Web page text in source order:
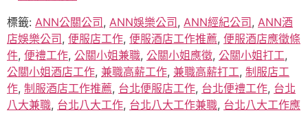
標籤: ANN公關公司, ANN娛樂公司, ANN經紀公司, ANN酒
店娛樂公司, 便服店工作, 便服酒店工作推薦, 便服酒店應徵條
件, 便禮工作, 公關小姐兼職, 公關小姐應徵, 公關小姐打工,
公關小姐酒店工作, 兼職高薪工作, 兼職高薪打工, 制服店工
作, 制服酒店工作推薦, 台北便服店工作, 台北便禮工作, 台北
八大兼職, 台北八大工作, 台北八大工作兼職, 台北八大工作應